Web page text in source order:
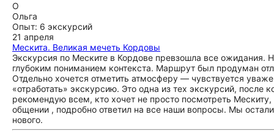
О
Ольга
Опыт: 6 экскурсий
21 апреля
Мескита. Великая мечеть Кордовы
Экскурсия по Меските в Кордове превзошла все ожидания.
глубоким пониманием контекста. Маршрут был продуман
Отдельно хочется отметить атмосферу — чувствуется
«отработать» экскурсию. Это одна из тех экскурсий,
рекомендую всем, кто хочет не просто посмотреть
общении , подробно ответил на все наши вопросы. Мы
нового.